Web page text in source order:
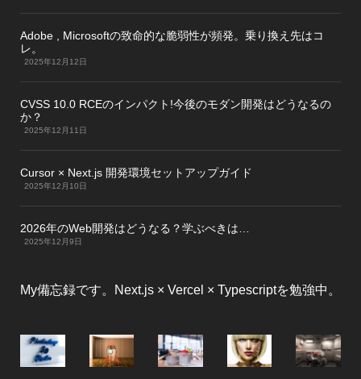
Adobe , Microsoftの致命的な脆弱性が頻発。乗り換え先はコ
レ。
2025年12月12日
CVSS 10.0 RCEのインパクト!今後のモダン開発はどうなるの
か？
2025年12月11日
Cursor × Next.js 開発環境セットアップガイド
2025年12月10日
2026年のWeb開発はどうなる？学ぶべきは…
2025年12月9日
My備忘録です。Next.js × Vercel × Typescriptを勉強中。